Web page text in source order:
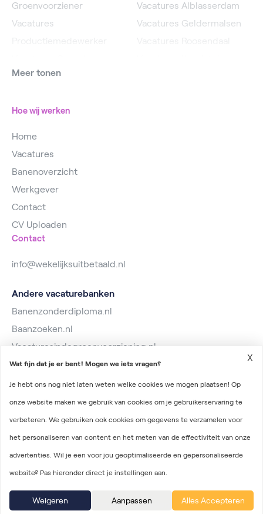
Filtersmogelijkheden
Groenvoorziener
Vacatures
Vacatures
Vacatures Alblasserdam
Vacatures Geldermalsen
Meer tonen
Hoe wij werken
Home
Vacatures
Banenoverzicht
Werkgever
Contact
CV Uploaden
Contact
info@wekelijksuitbetaald.nl
Andere vacaturebanken
Banenzonderdiploma.nl
Baanzoeken.nl
Vacaturesindegroenvoorziening.nl
Privacyverklaring
Onderdeel van Irys Vacaturelab
Wat fijn dat je er bent! Mogen we iets vragen?
Je hebt ons nog niet laten weten welke cookies we mogen plaatsen! Op
onze website maken we gebruik van cookies om je gebruikerservaring te
verbeteren. We gebruiken ook cookies om gegevens te verzamelen voor
het personaliseren van content en het meten van de effectiviteit van onze
advertenties. Wil je een voor jou geoptimaliseerde en gepersonaliseerde
website? Pas hieronder direct je instellingen aan.
Weigeren Aanpassen Alles Accepteren
X